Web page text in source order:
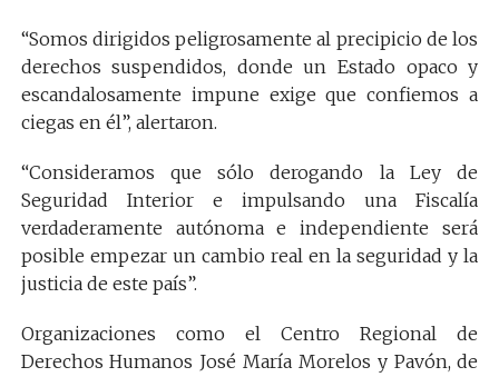
“Somos dirigidos peligrosamente al precipicio de los
derechos suspendidos, donde un Estado opaco y
escandalosamente impune exige que confiemos a
ciegas en él”, alertaron.
“Consideramos que sólo derogando la Ley de
Seguridad Interior e impulsando una Fiscalía
verdaderamente autónoma e independiente será
posible empezar un cambio real en la seguridad y la
justicia de este país”.
Organizaciones como el Centro Regional de
Derechos Humanos José María Morelos y Pavón, de